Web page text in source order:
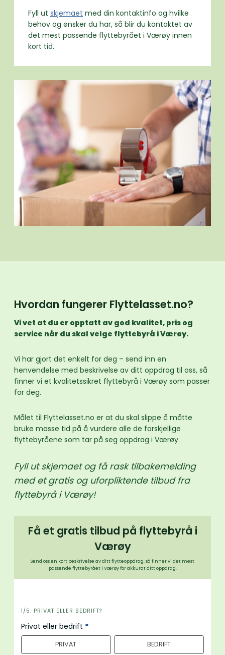
Fyll ut skjemaet med din kontaktinfo og hvilke
behov og ønsker du har, så blir du kontaktet av
det mest passende flyttebyrået i Værøy innen
kort tid.
Hvordan fungerer Flyttelasset.no?
Vi vet at du er opptatt av god kvalitet, pris og
service når du skal velge flyttebyrå i Værøy.
Vi har gjort det enkelt for deg – send inn en
henvendelse med beskrivelse av ditt oppdrag til oss, så
finner vi et kvalitetssikret flyttebyrå i Værøy som passer
for deg.
Målet til Flyttelasset.no er at du skal slippe å måtte
bruke masse tid på å vurdere alle de forskjellige
flyttebyråene som tar på seg oppdrag i Værøy.
Fyll ut skjemaet og få rask tilbakemelding
med et gratis og uforpliktende tilbud fra
flyttebyrå i Værøy!
Få et gratis tilbud på flyttebyrå i
Værøy
Send oss en kort beskrivelse av ditt flytteoppdrag, så finner vi det mest
passende flyttebyrået i Værøy for akkurat ditt oppdrag.
i
n
n
1/5: PRIVAT ELLER BEDRIFT?
Privat eller bedrift *
PRIVAT BEDRIFT